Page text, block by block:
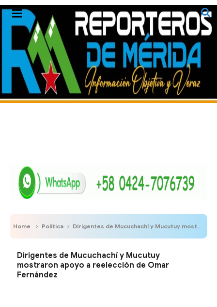
Home Política Dirigentes de Mucuchachí y Mucutuy mostraron apoyo a reelección de Omar Fernández ‎
Dirigentes de Mucuchachí y Mucutuy
mostraron apoyo a reelección de Omar
Fernández ‎